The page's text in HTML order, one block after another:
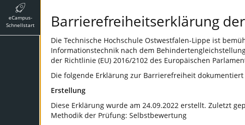
eCampus-
Schnellstart
Barrierefreiheitserklärung
Die Technische Hochschule Ostwestfalen-Lippe ist
Informationstechnik nach dem
der Richtlinie (EU) 2016/2102 des Europäischen
Die folgende Erklärung zur Barrierefreiheit dokumentiert
Erstellung
Diese Erklärung wurde am 24.09.2022 erstellt. Zuletzt
Methodik der Prüfung: Selbstbewertung